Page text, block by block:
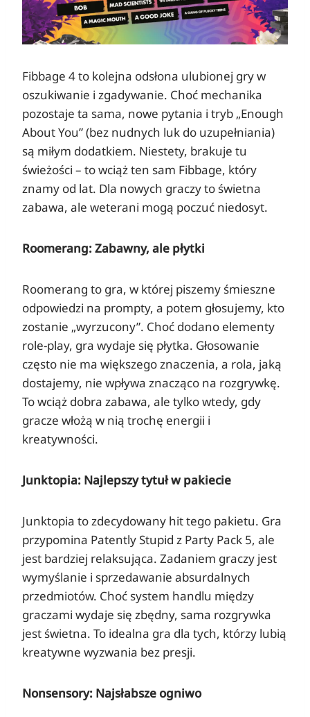
Fibbage 4 to kolejna odsłona ulubionej gry w
oszukiwanie i zgadywanie. Choć mechanika
pozostaje ta sama, nowe pytania i tryb „Enough
About You” (bez nudnych luk do uzupełniania)
są miłym dodatkiem. Niestety, brakuje tu
świeżości – to wciąż ten sam Fibbage, który
znamy od lat. Dla nowych graczy to świetna
zabawa, ale weterani mogą poczuć niedosyt.
Roomerang: Zabawny, ale płytki
Roomerang to gra, w której piszemy śmieszne
odpowiedzi na prompty, a potem głosujemy, kto
zostanie „wyrzucony”. Choć dodano elementy
role-play, gra wydaje się płytka. Głosowanie
często nie ma większego znaczenia, a rola, jaką
dostajemy, nie wpływa znacząco na rozgrywkę.
To wciąż dobra zabawa, ale tylko wtedy, gdy
gracze włożą w nią trochę energii i
kreatywności.
Junktopia: Najlepszy tytuł w pakiecie
Junktopia to zdecydowany hit tego pakietu. Gra
przypomina Patently Stupid z Party Pack 5, ale
jest bardziej relaksująca. Zadaniem graczy jest
wymyślanie i sprzedawanie absurdalnych
przedmiotów. Choć system handlu między
graczami wydaje się zbędny, sama rozgrywka
jest świetna. To idealna gra dla tych, którzy lubią
kreatywne wyzwania bez presji.
Nonsensory: Najsłabsze ogniwo